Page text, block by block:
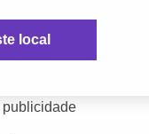
local